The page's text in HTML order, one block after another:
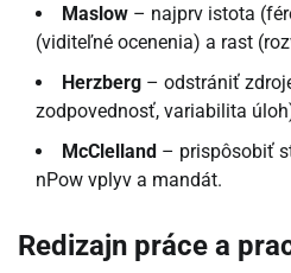
Maslow – najprv istota
(viditeľné ocenenia) a rast
Herzberg – odstrániť
zodpovednosť, variabilita
McClelland – prispôsobiť
nPow vplyv a mandát.
Redizajn práce a